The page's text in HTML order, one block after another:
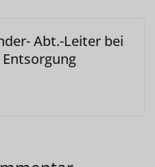
Abt.-Leiter bei